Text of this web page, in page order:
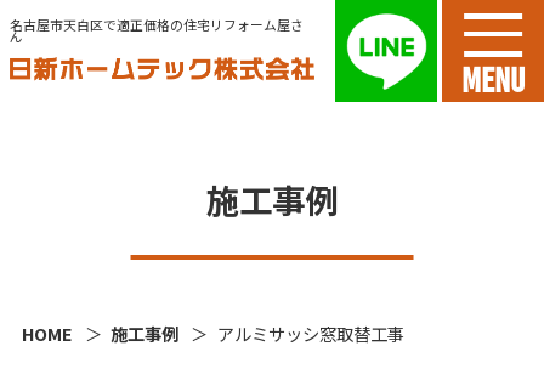
名古屋市天白区で適正価格の住宅リフォーム屋さ
ん
MENU
施工事例
HOME 施工事例 アルミサッシ窓取替工事